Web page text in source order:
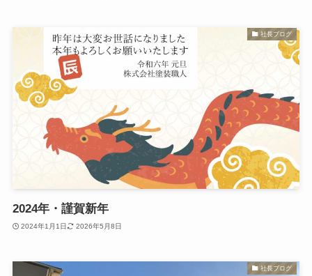
社長ブログ
2024年・謹賀新年
2024年1月1日 2026年5月8日
社長ブログ